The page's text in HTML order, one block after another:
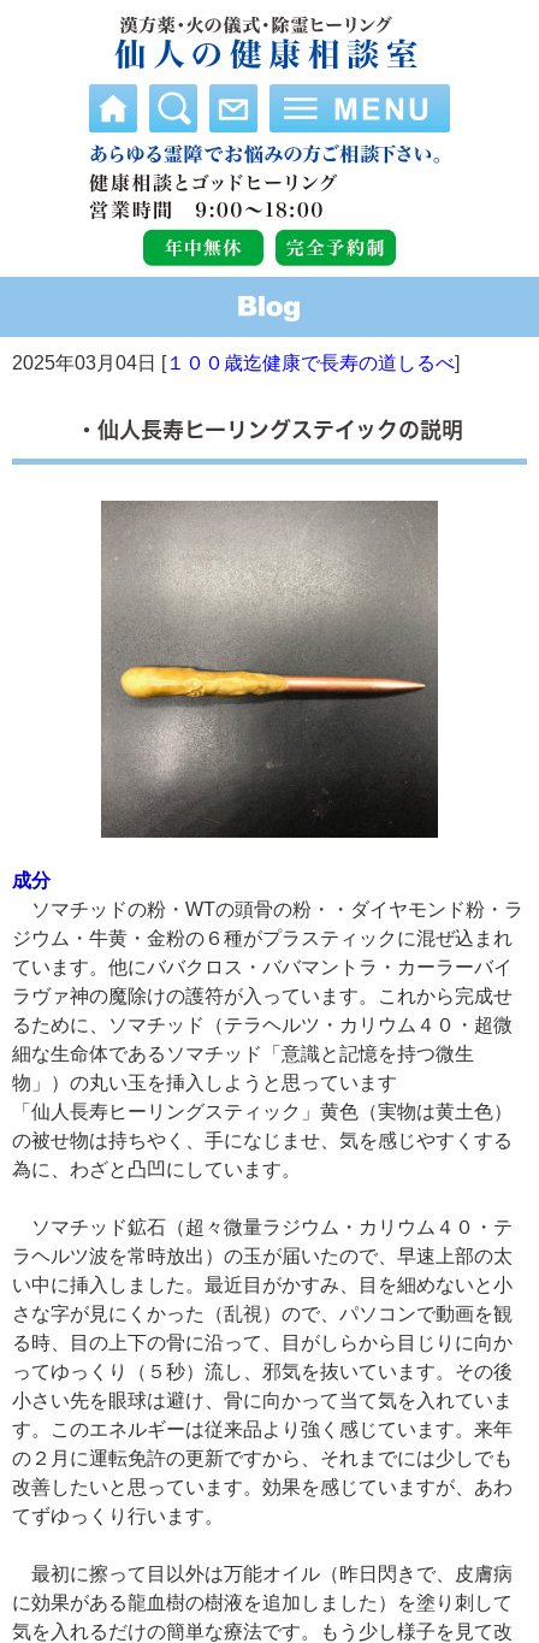
2025年03月04日 [１００歳迄健康で長寿の道しるべ]
・仙人長寿ヒーリングステイックの説明
成分
ソマチッドの粉・WTの頭骨の粉・・ダイヤモンド粉・ラ
ジウム・牛黄・金粉の６種がプラスティックに混ぜ込まれ
ています。他にババクロス・ババマントラ・カーラーバイ
ラヴァ神の魔除けの護符が入っています。これから完成せ
るために、ソマチッド（テラヘルツ・カリウム４０・超微
細な生命体であるソマチッド「意識と記憶を持つ微生
物」）の丸い玉を挿入しようと思っています
「仙人長寿ヒーリングスティック」黄色（実物は黄土色）
の被せ物は持ちやく、手になじませ、気を感じやすくする
為に、わざと凸凹にしています。
ソマチッド鉱石（超々微量ラジウム・カリウム４０・テ
ラヘルツ波を常時放出）の玉が届いたので、早速上部の太
い中に挿入しました。最近目がかすみ、目を細めないと小
さな字が見にくかった（乱視）ので、パソコンで動画を観
る時、目の上下の骨に沿って、目がしらから目じりに向か
ってゆっくり（５秒）流し、邪気を抜いています。その後
小さい先を眼球は避け、骨に向かって当て気を入れていま
す。このエネルギーは従来品より強く感じています。来年
の２月に運転免許の更新ですから、それまでには少しでも
改善したいと思っています。効果を感じていますが、あわ
てずゆっくり行います。
最初に擦って目以外は万能オイル（昨日閃きで、皮膚病
に効果がある龍血樹の樹液を追加しました）を塗り刺して
気を入れるだけの簡単な療法です。もう少し様子を見て改